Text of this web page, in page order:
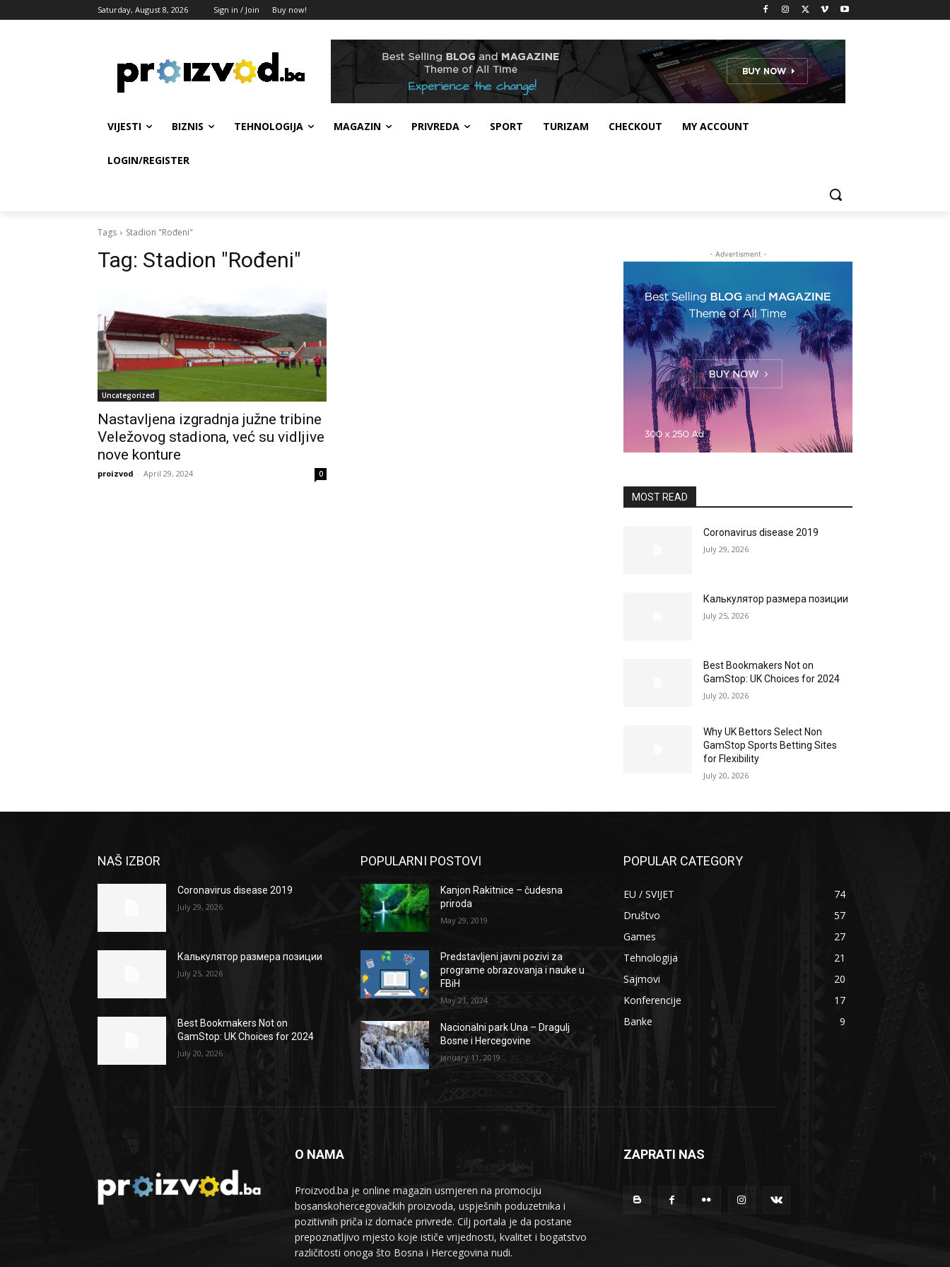
Saturday, August 8, 2026 Sign in / Join Buy now!
VIJESTI BIZNIS TEHNOLOGIJA MAGAZIN PRIVREDA SPORT TURIZAM CHECKOUT MY ACCOUNT
LOGIN/REGISTER
Tags Stadion "Rođeni"
Tag: Stadion "Rođeni"
Uncategorized
Nastavljena izgradnja južne tribine
Veležovog stadiona, već su vidljive
nove konture
proizvod - April 29, 2024 0
- Advertisment -
MOST READ
Coronavirus disease 2019
July 29, 2026
Калькулятор размера позиции
July 25, 2026
Best Bookmakers Not on
GamStop: UK Choices for 2024
July 20, 2026
Why UK Bettors Select Non
GamStop Sports Betting Sites
for Flexibility
July 20, 2026
NAŠ IZBOR
Coronavirus disease 2019
July 29, 2026
Калькулятор размера позиции
July 25, 2026
Best Bookmakers Not on
GamStop: UK Choices for 2024
July 20, 2026
POPULARNI POSTOVI
Kanjon Rakitnice – čudesna
priroda
May 29, 2019
Predstavljeni javni pozivi za
programe obrazovanja i nauke u
FBiH
May 21, 2024
Nacionalni park Una – Dragulj
Bosne i Hercegovine
January 11, 2019
POPULAR CATEGORY
EU / SVIJET
74
Društvo
57
Games
27
Tehnologija
21
Sajmovi
20
Konferencije
17
Banke
9
O NAMA
Proizvod.ba je online magazin usmjeren na promociju
bosanskohercegovačkih proizvoda, uspješnih poduzetnika i
pozitivnih priča iz domaće privrede. Cilj portala je da postane
prepoznatljivo mjesto koje ističe vrijednosti, kvalitet i bogatstvo
različitosti onoga što Bosna i Hercegovina nudi.
ZAPRATI NAS